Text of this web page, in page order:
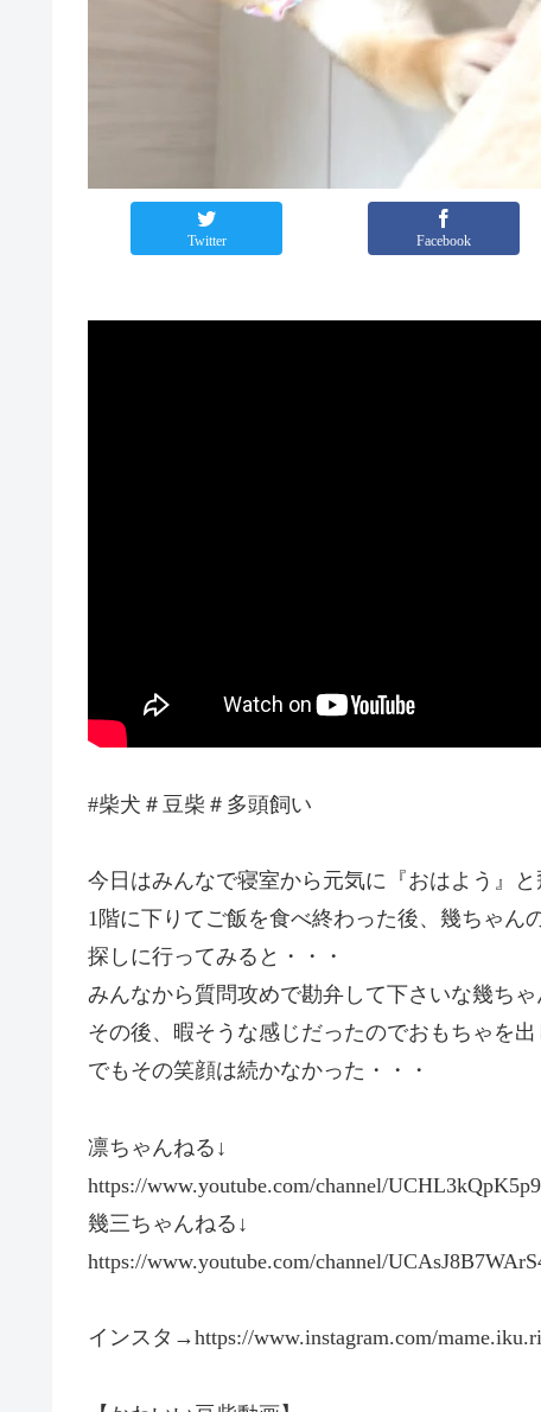
Twitter Facebook
#柴犬＃豆柴＃多頭飼い
今日はみんなで寝室から元気に『おはよう』と
1階に下りてご飯を食べ終わった後、幾ちゃん
探しに行ってみると・・・
みんなから質問攻めで勘弁して下さいな幾ちゃ
その後、暇そうな感じだったのでおもちゃを出
でもその笑顔は続かなかった・・・
凛ちゃんねる↓
https://www.youtube.com/channel/
幾三ちゃんねる↓
https://www.youtube.com/channel/
インスタ→https://www.instagram.com/